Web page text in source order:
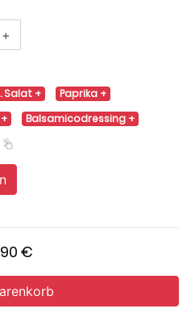
+
Salat
Paprika
Balsamicodressing
€